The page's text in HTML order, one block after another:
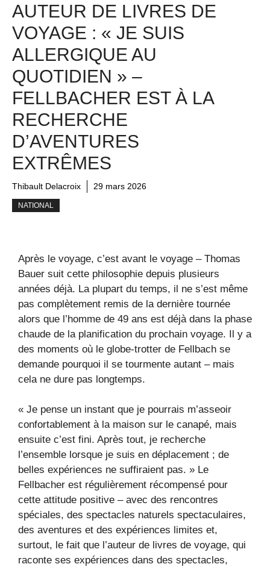
AUTEUR DE LIVRES DE
VOYAGE : « JE SUIS
ALLERGIQUE AU
QUOTIDIEN » –
FELLBACHER EST À LA
RECHERCHE
D’AVENTURES
EXTRÊMES
Thibault Delacroix 29 mars 2026
NATIONAL
Après le voyage, c’est avant le voyage – Thomas
Bauer suit cette philosophie depuis plusieurs
années déjà. La plupart du temps, il ne s’est même
pas complètement remis de la dernière tournée
alors que l’homme de 49 ans est déjà dans la phase
chaude de la planification du prochain voyage. Il y a
des moments où le globe-trotter de Fellbach se
demande pourquoi il se tourmente autant – mais
cela ne dure pas longtemps.
« Je pense un instant que je pourrais m’asseoir
confortablement à la maison sur le canapé, mais
ensuite c’est fini. Après tout, je recherche
l’ensemble lorsque je suis en déplacement ; de
belles expériences ne suffiraient pas. » Le
Fellbacher est régulièrement récompensé pour
cette attitude positive – avec des rencontres
spéciales, des spectacles naturels spectaculaires,
des aventures et des expériences limites et,
surtout, le fait que l’auteur de livres de voyage, qui
raconte ses expériences dans des spectacles,